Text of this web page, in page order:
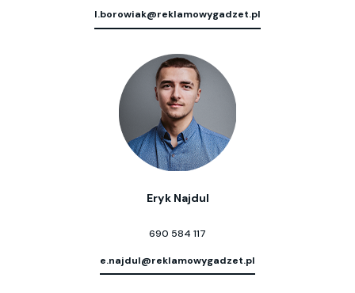
l.borowiak@reklamowygadzet.pl
Eryk Najdul
690 584 117
e.najdul@reklamowygadzet.pl